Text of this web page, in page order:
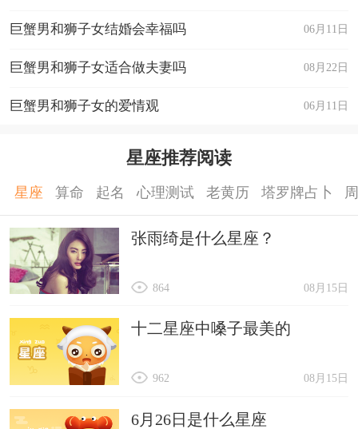
06月11日
巨蟹男和狮子女结婚会幸福吗
08月22日
巨蟹男和狮子女适合做夫妻吗
06月11日
巨蟹男和狮子女的爱情观
星座推荐阅读
星座 算命 起名 心理测试 老黄历 塔罗牌占卜
张雨绮是什么星座？
08月15日
864
十二星座中嗓子最美的
08月15日
962
6月26日是什么星座